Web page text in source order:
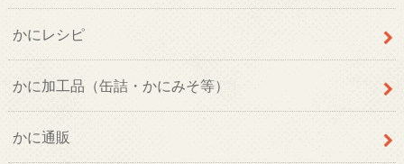
かにレシピ
かに加工品（缶詰・かにみそ等）
かに通販